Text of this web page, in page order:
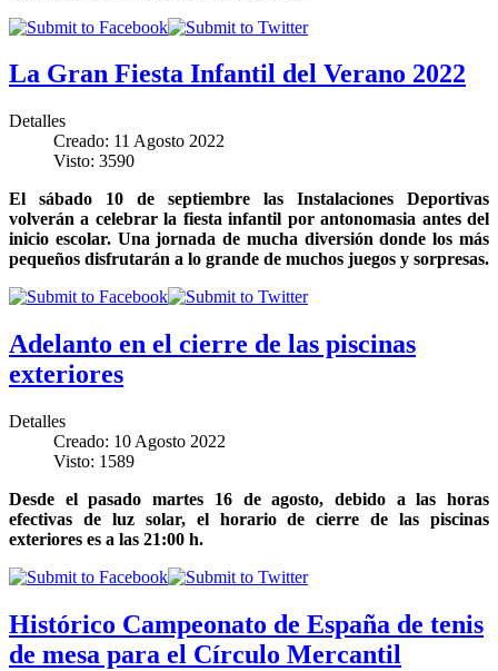
La Gran Fiesta Infantil del Verano 2022
Detalles
Creado: 11 Agosto 2022
Visto: 3590
El sábado 10 de septiembre las Instalaciones Deportivas
volverán a celebrar la fiesta infantil por antonomasia antes del
inicio escolar. Una jornada de mucha diversión donde los más
pequeños disfrutarán a lo grande de muchos juegos y sorpresas.
Adelanto en el cierre de las piscinas
exteriores
Detalles
Creado: 10 Agosto 2022
Visto: 1589
Desde el pasado martes 16 de agosto, debido a las horas
efectivas de luz solar, el horario de cierre de las piscinas
exteriores es a las 21:00 h.
Histórico Campeonato de España de tenis
de mesa para el Círculo Mercantil